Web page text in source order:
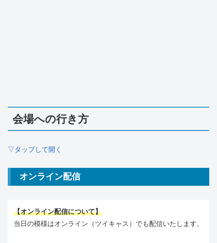
会場への行き方
▽タップして開く
オンライン配信
【オンライン配信について】
当日の模様はオンライン（ツイキャス）でも配信いたします。